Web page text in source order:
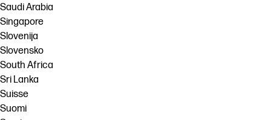
Saudi Arabia
Singapore
Slovenija
Slovensko
South Africa
Sri Lanka
Suisse
Suomi